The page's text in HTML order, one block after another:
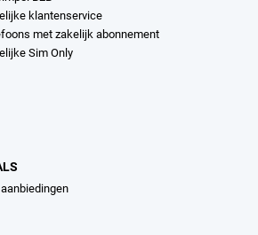
klantenservice
met zakelijk abonnement
Sim Only